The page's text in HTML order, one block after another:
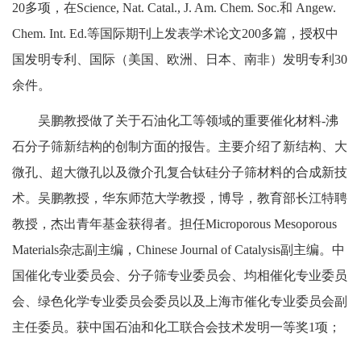
20多项，在Science, Nat. Catal., J. Am. Chem. Soc.和 Angew.
Chem. Int. Ed.等国际期刊上发表学术论文200多篇，授权中
国发明专利、国际（美国、欧洲、日本、南非）发明专利30
余件。
吴鹏教授做了关于石油化工等领域的重要催化材料-沸
石分子筛新结构的创制方面的报告。主要介绍了新结构、大
微孔、超大微孔以及微介孔复合钛硅分子筛材料的合成新技
术。吴鹏教授，华东师范大学教授，博导，教育部长江特聘
教授，杰出青年基金获得者。担任Microporous Mesoporous
Materials杂志副主编，Chinese Journal of Catalysis副主编。中
国催化专业委员会、分子筛专业委员会、均相催化专业委员
会、绿色化学专业委员会委员以及上海市催化专业委员会副
主任委员。获中国石油和化工联合会技术发明一等奖1项；